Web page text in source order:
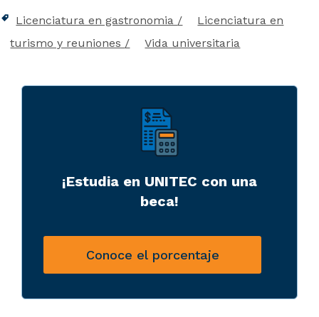
Licenciatura en gastronomia
Licenciatura en
turismo y reuniones
Vida universitaria
¡Estudia en UNITEC con una
beca!
Conoce el porcentaje